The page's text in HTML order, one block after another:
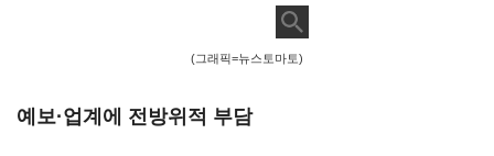
(그래픽=뉴스토마토)
예보·업계에 전방위적 부담